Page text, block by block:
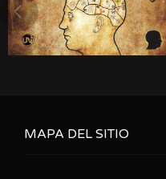
MAPA DEL SITIO